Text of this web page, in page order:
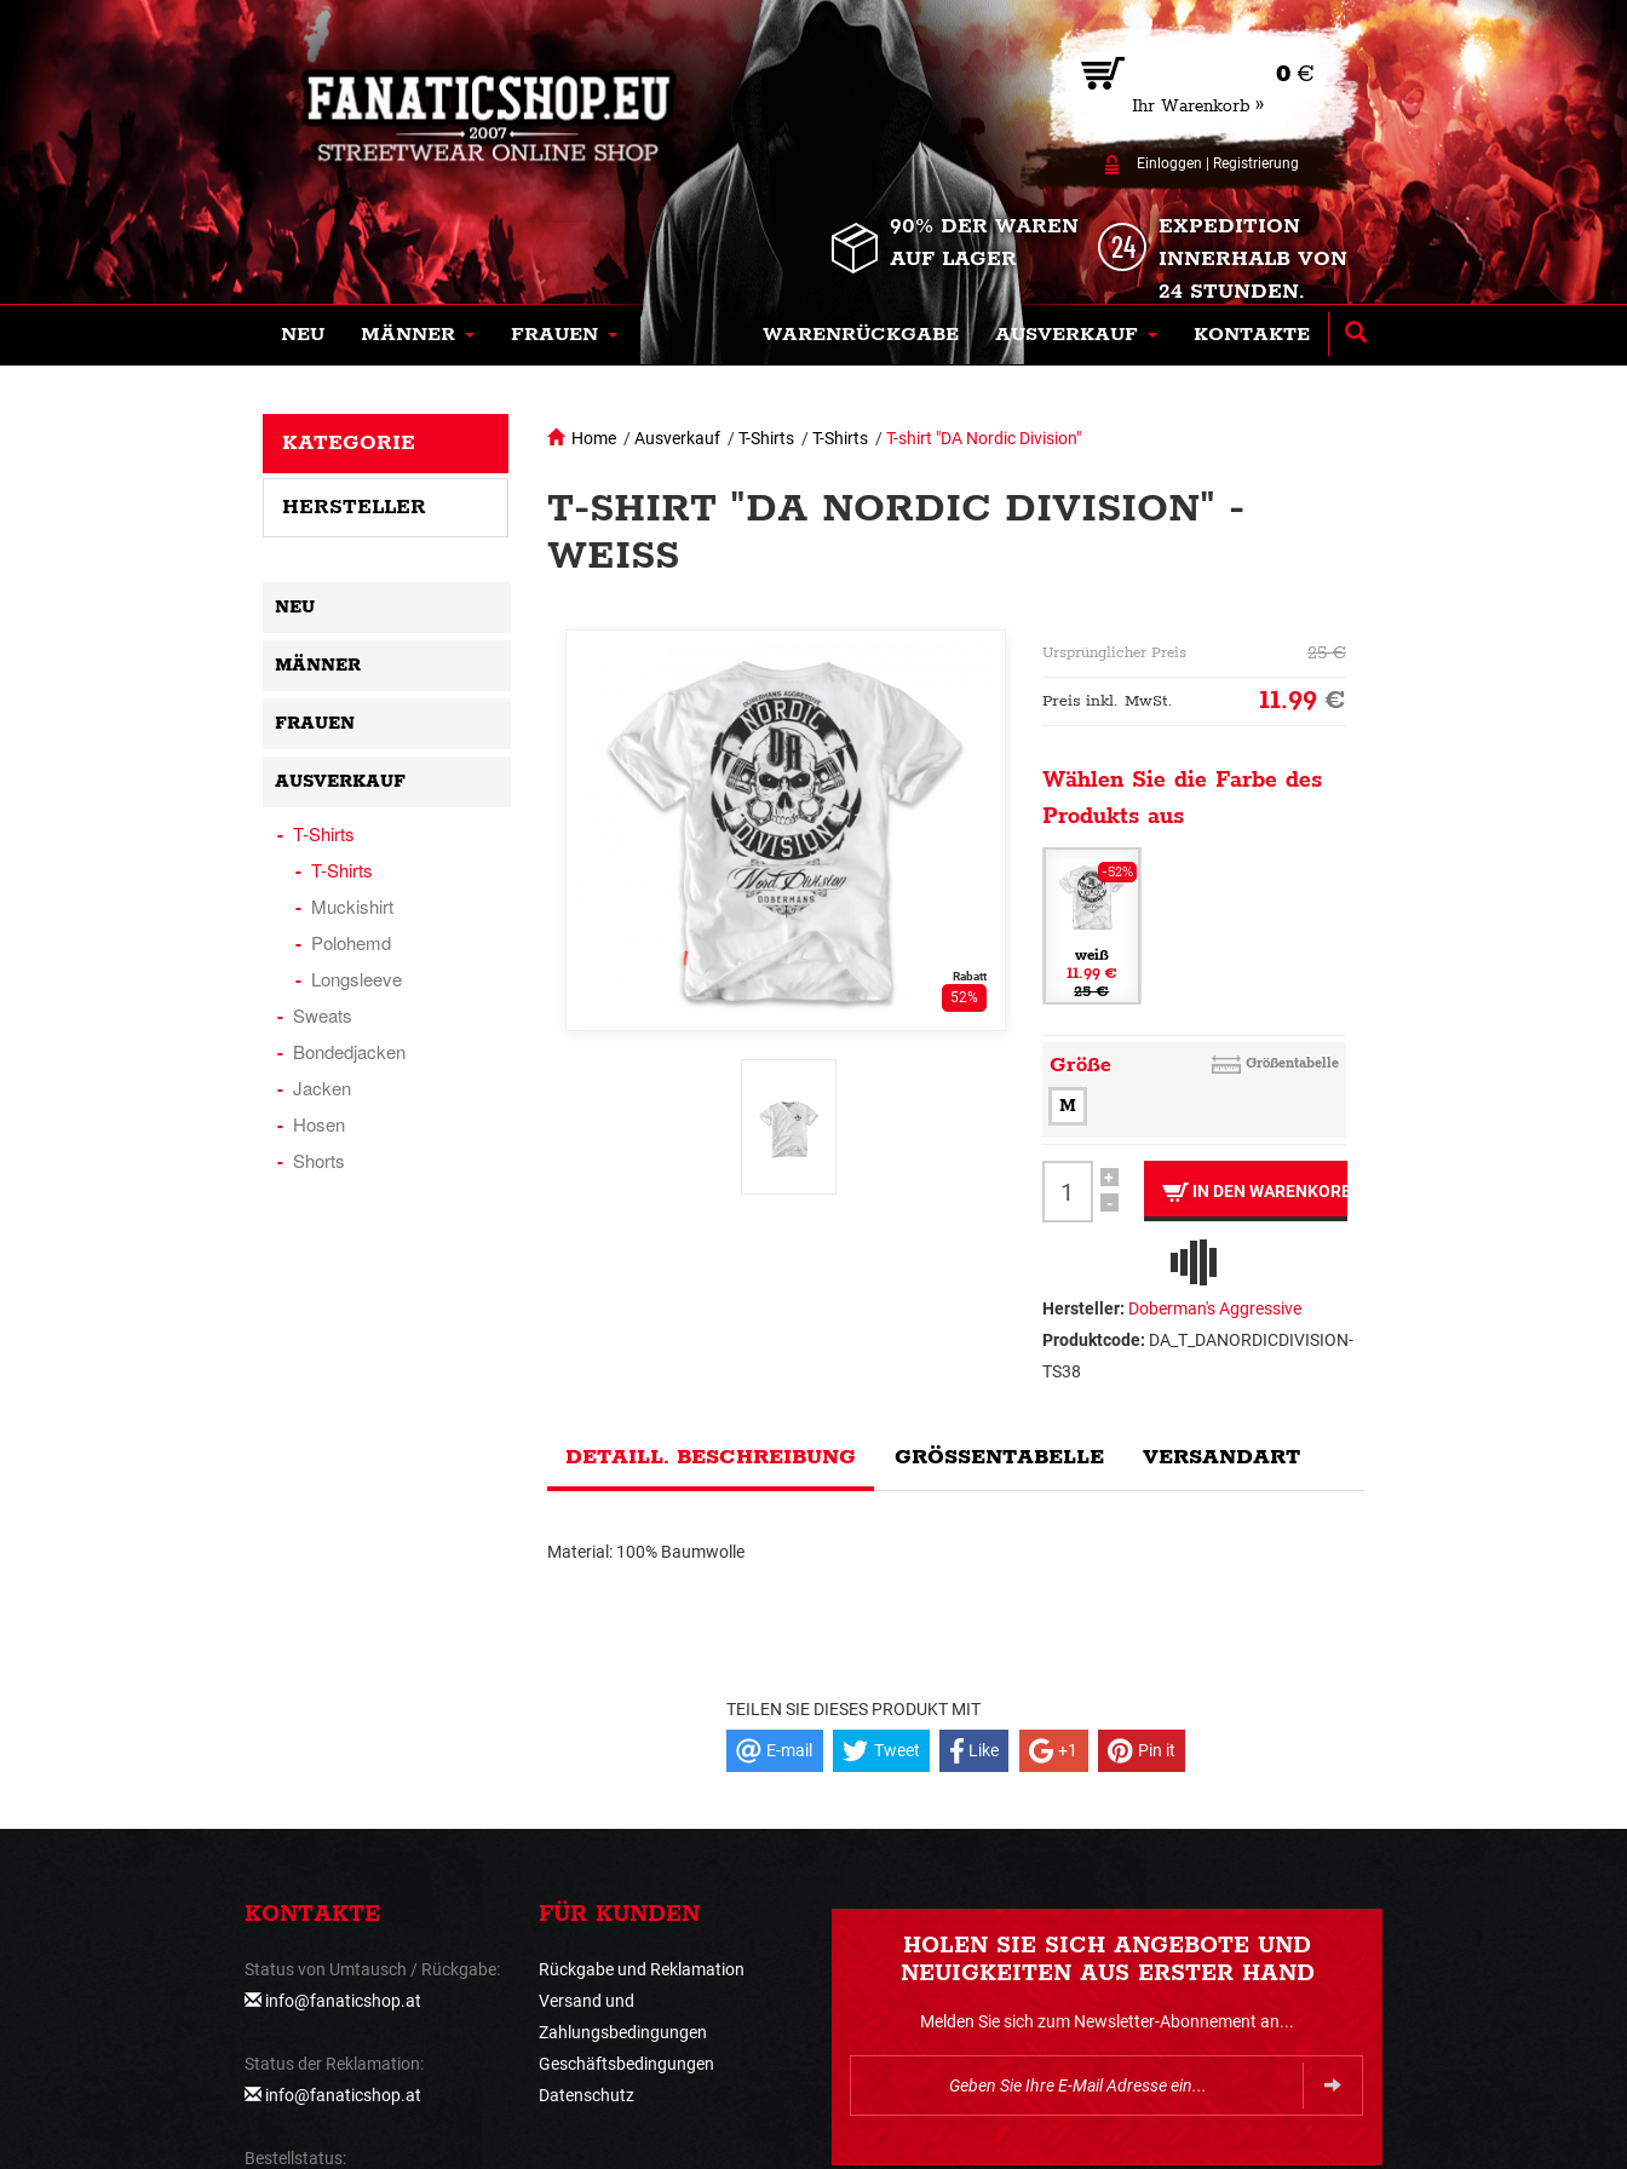
0 €
Ihr Warenkorb »
Einloggen Registrierung
90% DER WAREN
AUF LAGER
EXPEDITION
INNERHALB VON
24 STUNDEN.
NEU MÄNNER FRAUEN WARENRÜCKGABE AUSVERKAUF KONTAKTE
Home /Ausverkauf /T-Shirts /T-Shirts /T-shirt "DA Nordic Division"
T-SHIRT "DA NORDIC DIVISION" -
WEISS
Rabatt
52%
Ursprünglicher Preis 25€
Preis inkl. MwSt. 11.99€
Wählen Sie die Farbe des
Produkts aus
-52%
weiß
11.99 €
25 €
Größe Größentabelle
M
+
-
IN DEN WARENKORB
Hersteller: Doberman's Aggressive
Produktcode: DA_T_DANORDICDIVISION-
TS38
DETAILL. BESCHREIBUNG GRÖSSENTABELLE VERSANDART
Material: 100% Baumwolle
TEILEN SIE DIESES PRODUKT MIT
E-mail Tweet Like +1 Pin it
KATEGORIE
HERSTELLER
NEU
MÄNNER
FRAUEN
AUSVERKAUF
T-Shirts
T-Shirts
Muckishirt
Polohemd
Longsleeve
Sweats
Bondedjacken
Jacken
Hosen
Shorts
KONTAKTE
Status von Umtausch / Rückgabe:
info@fanaticshop.at
Status der Reklamation:
info@fanaticshop.at
Bestellstatus:
FÜR KUNDEN
Rückgabe und Reklamation
Versand und
Zahlungsbedingungen
Geschäftsbedingungen
Datenschutz
HOLEN SIE SICH ANGEBOTE UND
NEUIGKEITEN AUS ERSTER HAND
Melden Sie sich zum Newsletter-Abonnement an...